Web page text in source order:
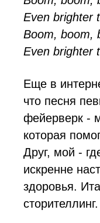
Even brighter
Boom, boom,
Even brighter
Еще в
что песня
фейерверк -
которая
Друг, мой -
искренне
здоровья.
сторителлинг.